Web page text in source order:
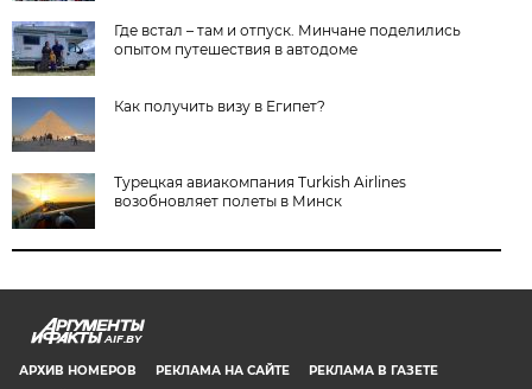
Где встал – там и отпуск. Минчане поделились
опытом путешествия в автодоме
Как получить визу в Египет?
Турецкая авиакомпания Turkish Airlines
возобновляет полеты в Минск
AIF.BY
АРХИВ НОМЕРОВ РЕКЛАМА НА САЙТЕ
РЕКЛАМА В ГАЗЕТЕ